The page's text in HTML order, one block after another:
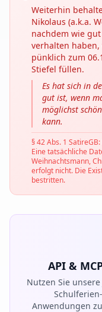
Weiterhin
Nikolaus (a.k.a.
nachdem wie
verhalten
pünklich zum
Stiefel füllen.
Es hat sich in
gut ist, wenn
möglichst
kann.
§ 42 Abs. 1
Eine tatsächliche
Weihnachtsmann,
erfolgt nicht. Die
bestritten.
API &
Nutzen Sie unsere
Anwendungen